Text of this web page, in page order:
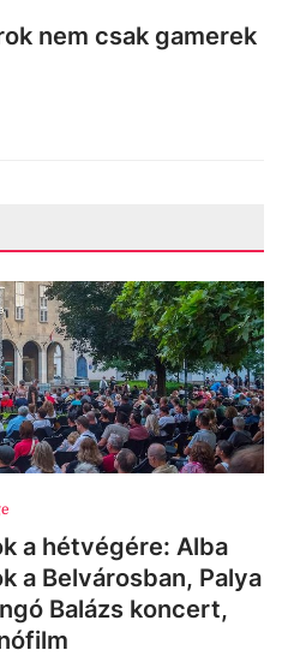
nem csak gamerek
a hétvégére: Alba
a Belvárosban, Palya
Balázs koncert,